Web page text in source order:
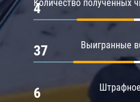
Количество полученных
4
Выигранные
37
6